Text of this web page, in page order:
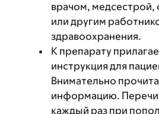
врачом,
или другим
здравоохранения.
К препарату
инструкция для
Внимательно
информацию.
каждый раз при